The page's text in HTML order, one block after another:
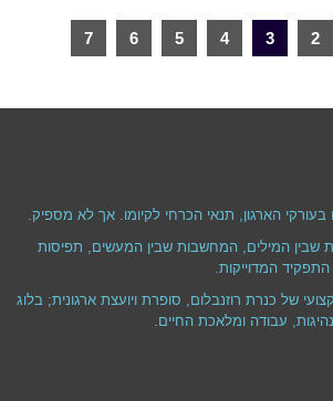
2
3
4
5
6
7
הארגון, תנאי הכרחי לקיומו. אך לא מספיק.
שבין המילים, המחשבות שבין המעשים, תפיסות
המדוייקות.
של כנרת רוזנבלום, סופרת ויועצת ארגונית; בלוג
עבודה ומלאכת החיים.